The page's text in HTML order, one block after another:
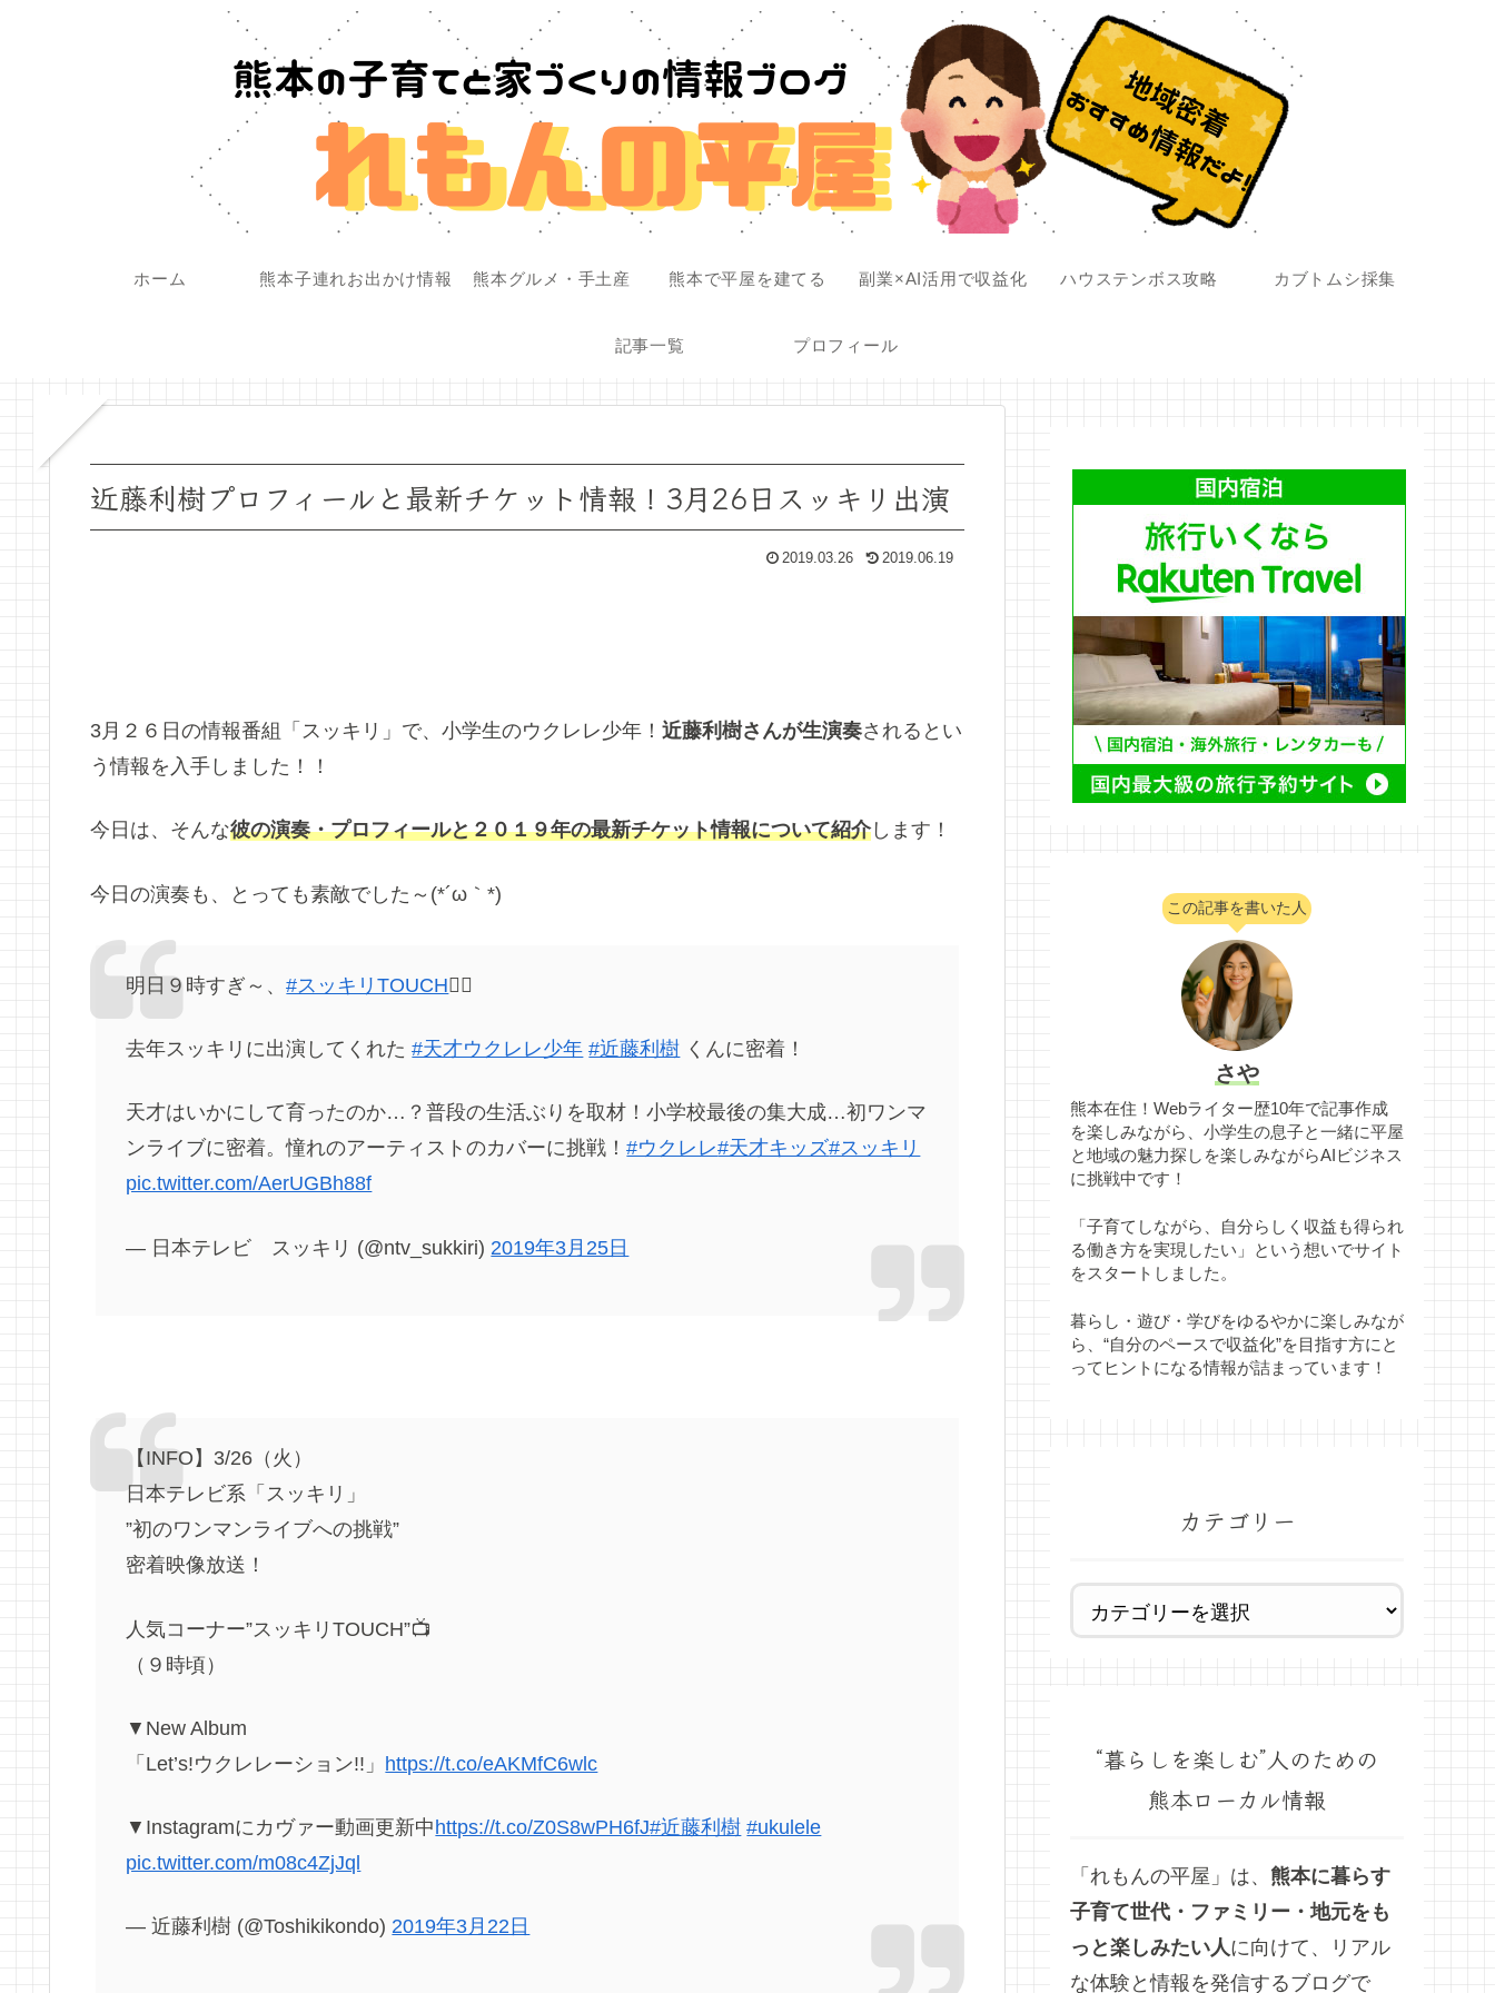
ホーム 熊本子連れお出かけ情報 熊本グルメ・手土産 熊本で平屋を建てる 副業×AI活用で収益化 ハウステンボス攻略 カブトムシ採集
記事一覧 プロフィール
近藤利樹プロフィールと最新チケット情報！3月26日スッキリ出演
2019.03.26 2019.06.19
3月２６日の情報番組「スッキリ」で、小学生のウクレレ少年！ 近藤利樹さんが生演奏されるとい
う情報を入手しました！！
今日は、そんな彼の演奏・プロフィールと２０１９年の最新チケット情報について紹介します！
今日の演奏も、とっても素敵でした～(*´ω｀*)
明日９時すぎ～、#スッキリTOUCH👆🏻
去年スッキリに出演してくれた#天才ウクレレ少年 #近藤利樹 くんに密着！
天才はいかにして育ったのか…？普段の生活ぶりを取材！小学校最後の集大成…初ワンマ
ンライブに密着。憧れのアーティストのカバーに挑戦！#ウクレレ#天才キッズ#スッキリ
pic.twitter.com/AerUGBh88f
— 日本テレビ スッキリ (@ntv_sukkiri) 2019年3月25日
【INFO】3/26（火）
日本テレビ系「スッキリ」
”初のワンマンライブへの挑戦”
密着映像放送！
人気コーナー”スッキリTOUCH”📺
（９時頃）
▼New Album
「Let’s!ウクレレーション!!」 https://t.co/eAKMfC6wlc
▼Instagramにカヴァー動画更新中 https://t.co/Z0S8wPH6fJ#近藤利樹 #ukulele
pic.twitter.com/m08c4ZjJql
— 近藤利樹 (@Toshikikondo) 2019年3月22日
この記事を書いた人
さや
熊本在住！Webライター歴10年で記事作成
を楽しみながら、小学生の息子と一緒に平屋
と地域の魅力探しを楽しみながらAIビジネス
に挑戦中です！
「子育てしながら、自分らしく収益も得られ
る働き方を実現したい」という想いでサイト
をスタートしました。
暮らし・遊び・学びをゆるやかに楽しみなが
ら、“自分のペースで収益化”を目指す方にと
ってヒントになる情報が詰まっています！
カテゴリー
“暮らしを楽しむ”人のための
熊本ローカル情報
「れもんの平屋」は、 熊本に暮らす
子育て世代・ファミリー・地元をも
っと楽しみたい人に向けて、リアル
な体験と情報を発信するブログで